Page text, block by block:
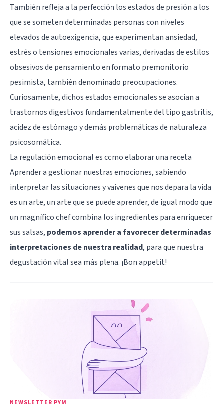
También refleja a la perfección los estados de presión a los
que se someten determinadas personas con niveles
elevados de autoexigencia, que experimentan ansiedad,
estrés o tensiones emocionales varias, derivadas de estilos
obsesivos de pensamiento en formato premonitorio
pesimista, también denominado preocupaciones.
Curiosamente, dichos estados emocionales se asocian a
trastornos digestivos fundamentalmente del tipo gastritis,
acidez de estómago y demás problemáticas de naturaleza
psicosomática.
La regulación emocional es como elaborar una receta
Aprender a gestionar nuestras emociones, sabiendo
interpretar las situaciones y vaivenes que nos depara la vida
es un arte, un arte que se puede aprender, de igual modo que
un magnífico chef combina los ingredientes para enriquecer
sus salsas, podemos aprender a favorecer determinadas
interpretaciones de nuestra realidad, para que nuestra
degustación vital sea más plena. ¡Bon appetit!
NEWSLETTER PYM